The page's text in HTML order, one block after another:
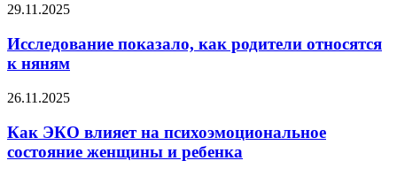
быть
арбуз
Исследование
как
родители
относятся
няням
29.11.2025
Исследование показало, как родители относятся
к няням
Как
влияет
на
психоэмоциональное
26.11.2025
Как ЭКО влияет на психоэмоциональное
состояние женщины и ребенка